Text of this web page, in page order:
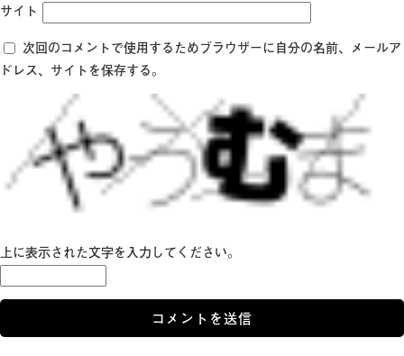
サイト
次回のコメントで使用するためブラウザーに自分の名前、メールア
ドレス、サイトを保存する。
上に表示された文字を入力してください。